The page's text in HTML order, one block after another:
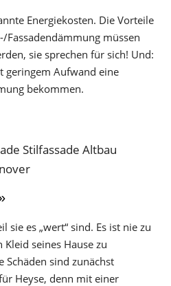
Energiekosten. Die Vorteile
müssen
sie sprechen für sich! Und:
geringem Aufwand eine
bekommen.
sie es „wert“ sind. Es ist nie zu
seines Hause zu
Schäden sind zunächst
Heyse, denn mit einer